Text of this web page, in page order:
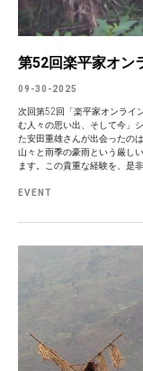
第52回楽平家オン
09-30-2025
次回第52回「楽平家オンライ
む人々の思い出、そして今」
た安田重雄さんが出会ったの
山々と雨季の豪雨という厳し
ます。この貴重な経験を、是
EVENT